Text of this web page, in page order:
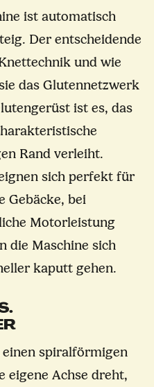
ist automatisch
Der entscheidende
und wie
das Glutennetzwerk
ist es, das
Rand verleiht.
sich perfekt für
Gebäcke, bei
Motorleistung
die Maschine sich
kaputt gehen.
spiralförmigen
eigene Achse dreht,